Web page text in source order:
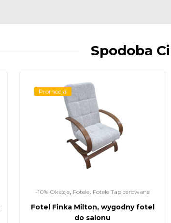
Spodoba
Promocja!
-10% Okazje, Fotele, Fotele Tapicerowane
Fotel Finka Milton, wygodny fotel
do salonu